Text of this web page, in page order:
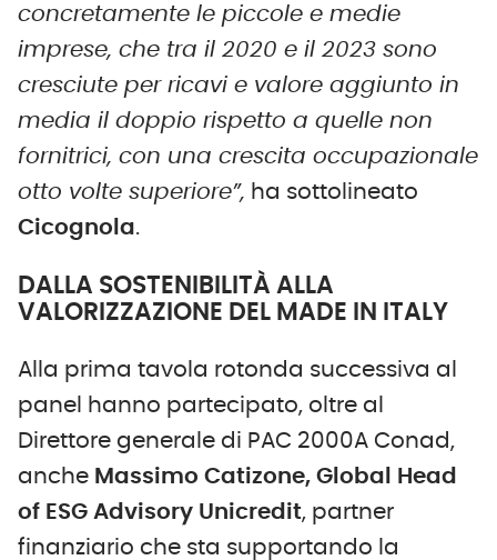
concretamente le piccole e medie
imprese, che tra il 2020 e il 2023 sono
cresciute per ricavi e valore aggiunto in
media il doppio rispetto a quelle non
fornitrici, con una crescita occupazionale
otto volte superiore”, ha sottolineato
Cicognola.
DALLA SOSTENIBILITÀ ALLA
VALORIZZAZIONE DEL MADE IN ITALY
Alla prima tavola rotonda successiva al
panel hanno partecipato, oltre al
Direttore generale di PAC 2000A Conad,
anche Massimo Catizone, Global Head
of ESG Advisory Unicredit, partner
finanziario che sta supportando la